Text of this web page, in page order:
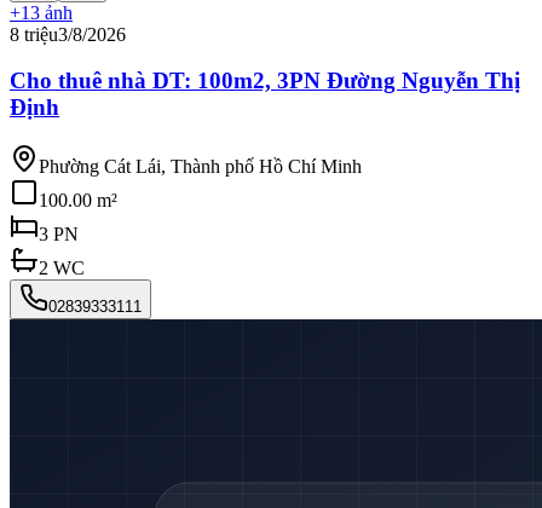
+13 ảnh
8 triệu3/8/2026
Cho thuê nhà DT: 100m2, 3PN Đường Nguyễn Thị
Định
Phường Cát Lái, Thành phố Hồ Chí Minh
100.00 m²
3 PN
2 WC
02839333111